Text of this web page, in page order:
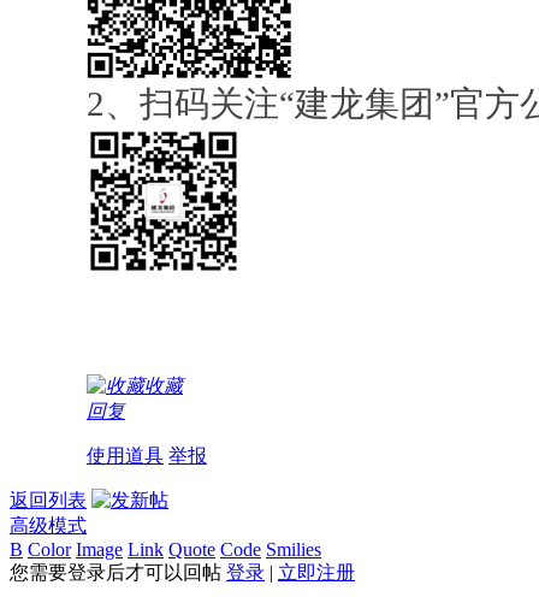
2、扫码关注“建龙集团”官方
收藏
回复
使用道具 举报
返回列表
高级模式
B Color Image Link Quote Code Smilies
您需要登录后才可以回帖 登录 | 立即注册